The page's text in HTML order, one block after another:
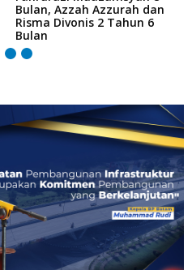
Bulan, Azzah Azzurah dan
Risma Divonis 2 Tahun 6
Bulan